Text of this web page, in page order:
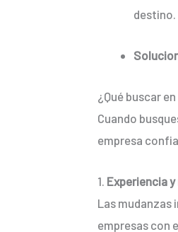
destino.
¿Qué buscar
Cuando
empresa
1. Experiencia
Las mudanzas
empresas con